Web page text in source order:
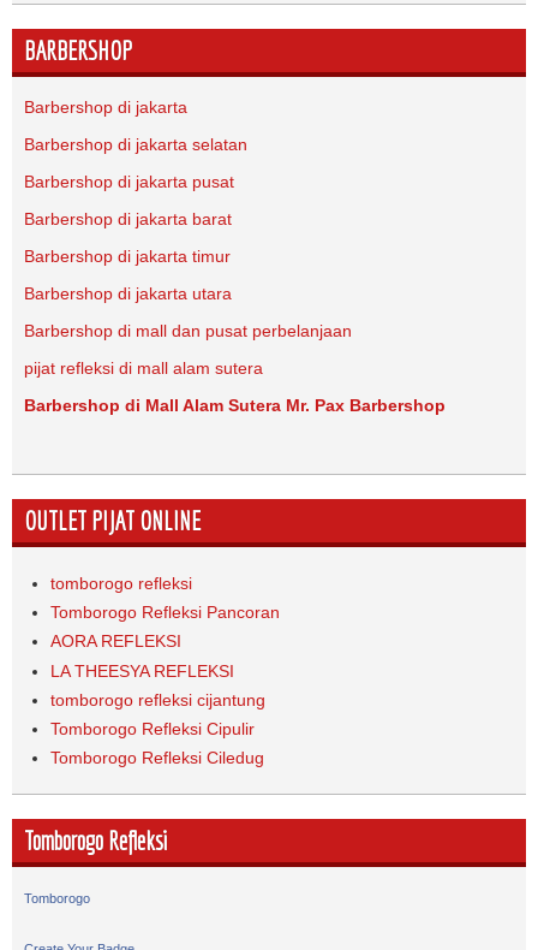
BARBERSHOP
Barbershop di jakarta
Barbershop di jakarta selatan
Barbershop di jakarta pusat
Barbershop di jakarta barat
Barbershop di jakarta timur
Barbershop di jakarta utara
Barbershop di mall dan pusat perbelanjaan
pijat refleksi di mall alam sutera
Barbershop di Mall Alam Sutera Mr. Pax Barbershop
OUTLET PIJAT ONLINE
tomborogo refleksi
Tomborogo Refleksi Pancoran
AORA REFLEKSI
LA THEESYA REFLEKSI
tomborogo refleksi cijantung
Tomborogo Refleksi Cipulir
Tomborogo Refleksi Ciledug
Tomborogo Refleksi
Tomborogo